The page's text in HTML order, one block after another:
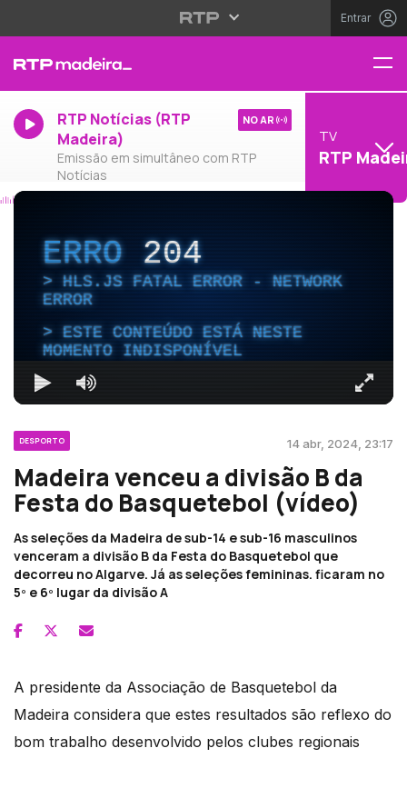
Entrar
RTP Notícias (RTP
Madeira)
Emissão em simultâneo com RTP
Notícias
NO AR
TV
RTP
ERRO204
HLS.JS FATAL ERROR - NETWORK
ERROR
ESTE CONTEÚDO ESTÁ NESTE
MOMENTO INDISPONÍVEL
DESPORTO 14 abr, 2024, 23:17
Madeira venceu a divisão B da
Festa do Basquetebol (vídeo)
As seleções da Madeira de sub-14 e sub-16 masculinos
venceram a divisão B da Festa do Basquetebol que
decorreu no Algarve. Já as seleções femininas. ficaram no
5º e 6º lugar da divisão A
A presidente da Associação de Basquetebol da
Madeira considera que estes resultados são reflexo do
bom trabalho desenvolvido pelos clubes regionais